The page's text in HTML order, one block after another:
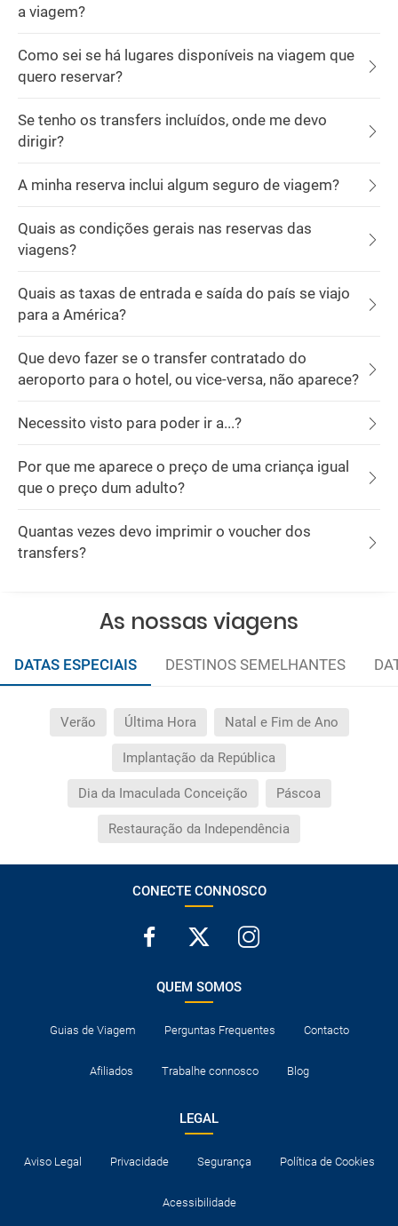
a viagem?
Como sei se há lugares disponíveis na viagem que
quero reservar?
Se tenho os transfers incluídos, onde me devo
dirigir?
A minha reserva inclui algum seguro de viagem?
Quais as condições gerais nas reservas das
viagens?
Quais as taxas de entrada e saída do país se viajo
para a América?
Que devo fazer se o transfer contratado do
aeroporto para o hotel, ou vice-versa, não aparece?
Necessito visto para poder ir a...?
Por que me aparece o preço de uma criança igual
que o preço dum adulto?
Quantas vezes devo imprimir o voucher dos
transfers?
As nossas viagens
DATAS ESPECIAIS DESTINOS SEMELHANTES
Verão Última Hora Natal e Fim de Ano
Implantação da República
Dia da Imaculada Conceição Páscoa
Restauração da Independência
CONECTE CONNOSCO
QUEM SOMOS
Guias de Viagem Perguntas Frequentes Contacto
Afiliados Trabalhe connosco Blog
LEGAL
Aviso Legal Privacidade Segurança Política de Cookies
Acessibilidade